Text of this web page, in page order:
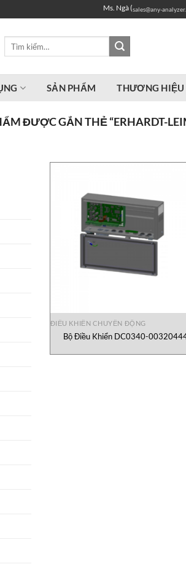
Ms. Ngà (sales@any-
SẢN PHẨM THƯƠNG HIỆU
ĐƯỢC GẮN THẺ “ERHARDT-
ĐIỀU KHIỂN CHUYỂN ĐỘNG
Bộ Điều Khiển DC0340-